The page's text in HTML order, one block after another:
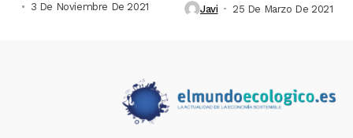
3 De Noviembre De 2021
Javi 25 De Marzo De 2021